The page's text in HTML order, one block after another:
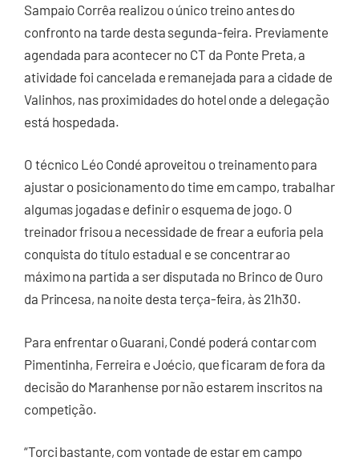
Sampaio Corrêa realizou o único treino antes do
confronto na tarde desta segunda-feira. Previamente
agendada para acontecer no CT da Ponte Preta, a
atividade foi cancelada e remanejada para a cidade de
Valinhos, nas proximidades do hotel onde a delegação
está hospedada.
O técnico Léo Condé aproveitou o treinamento para
ajustar o posicionamento do time em campo, trabalhar
algumas jogadas e definir o esquema de jogo. O
treinador frisou a necessidade de frear a euforia pela
conquista do título estadual e se concentrar ao
máximo na partida a ser disputada no Brinco de Ouro
da Princesa, na noite desta terça-feira, às 21h30.
Para enfrentar o Guarani, Condé poderá contar com
Pimentinha, Ferreira e Joécio, que ficaram de fora da
decisão do Maranhense por não estarem inscritos na
competição.
“Torci bastante, com vontade de estar em campo